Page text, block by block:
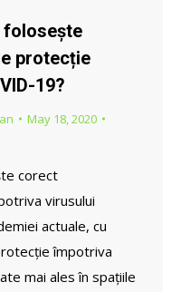
folosește
protecție
19?
May 18, 2020
corect
virusului
actuale, cu
împotriva
mai ales în spațiile